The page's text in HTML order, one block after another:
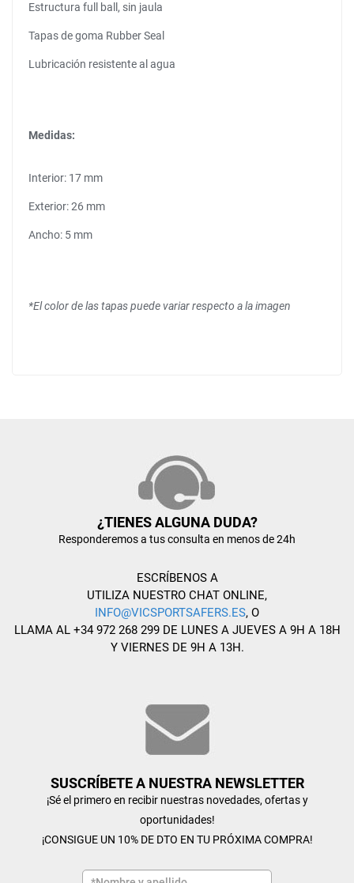
Estructura full ball, sin jaula
Tapas de goma Rubber Seal
Lubricación resistente al agua
Medidas:
Interior: 17 mm
Exterior: 26 mm
Ancho: 5 mm
*El color de las tapas puede variar respecto a la imagen
¿TIENES ALGUNA DUDA?
Responderemos a tus consulta en menos de 24h
ESCRÍBENOS A
UTILIZA NUESTRO CHAT ONLINE,
INFO@VICSPORTSAFERS.ES, O
LLAMA AL +34 972 268 299 DE LUNES A JUEVES A 9H A 18H
Y VIERNES DE 9H A 13H.
SUSCRÍBETE A NUESTRA NEWSLETTER
¡Sé el primero en recibir nuestras novedades, ofertas y
oportunidades!
¡CONSIGUE UN 10% DE DTO EN TU PRÓXIMA COMPRA!